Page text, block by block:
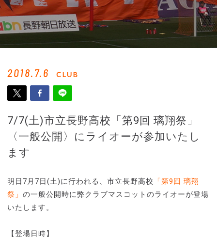
2018.7.6 CLUB
7/7(土)市立長野高校「第9回 璃翔祭」
〈一般公開〉にライオーが参加いたし
ます
明日7月7日(土)に行われる、市立長野高校
「第9回 璃翔
祭」 の一般公開時に弊クラブマスコットのライオーが登場
いたします。
【登場日時】